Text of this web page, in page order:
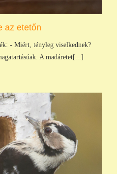
az etetőn
- Miért, tényleg viselkednek?
A madáretet[...]